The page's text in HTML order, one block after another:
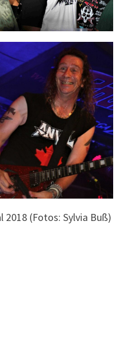
2018 (Fotos: Sylvia Buß)